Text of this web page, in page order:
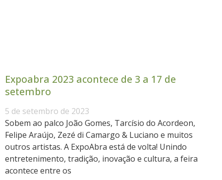
Expoabra 2023 acontece de 3 a 17 de
setembro
5 de setembro de 2023
Sobem ao palco João Gomes, Tarcísio do Acordeon,
Felipe Araújo, Zezé di Camargo & Luciano e muitos
outros artistas. A ExpoAbra está de volta! Unindo
entretenimento, tradição, inovação e cultura, a feira
acontece entre os